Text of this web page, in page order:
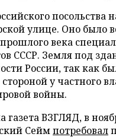
посольства
улице. Оно было
века
СССР. Земля под
России, так как
стороной у частного
войны.
газета ВЗГЛЯД, в
Сеймпотребовал